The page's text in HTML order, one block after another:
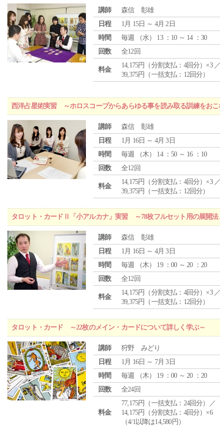
講師
森信 彰雄
日程
1月 15日 ～ 4月 2日
時間
毎週 （水） 13 ：10 ～ 14 ：30
回数
全12回
料金
14,175円（分割支払：4回分）×3
39,375円（一括支払：12回分）
西洋占星術実習 ～ホロスコープからあらゆる事を読み取る訓練をおこ
講師
森信 彰雄
日程
1月 16日 ～ 4月 3日
時間
毎週 （木） 14 ：50 ～ 16 ：10
回数
全12回
料金
14,175円（分割支払：4回分）×3
39,375円（一括支払：12回分）
タロット・カードⅡ「小アルカナ」実習 ～78枚フルセット用の展開法
講師
森信 彰雄
日程
1月 16日 ～ 4月 3日
時間
毎週 （木） 19 ：00 ～ 20 ：20
回数
全12回
料金
14,175円（分割支払：4回分）×3
39,375円（一括支払：12回分）
タロット・カード ～22枚のメイン・カードについて詳しく学ぶ～
講師
狩野 みどり
日程
1月 16日 ～ 7月 3日
時間
毎週 （木） 19 ：00 ～ 20 ：20
回数
全24回
料金
77,175円（一括支払：24回分）／
14,175円（分割支払：4回分）×6
（4/1以降は14,580円）